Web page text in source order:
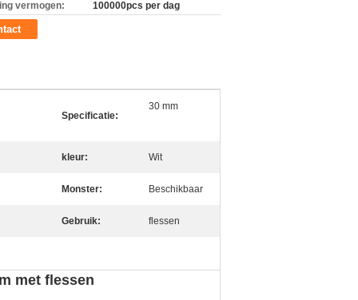
vermogen:
100000pcs per dag
Specificatie:
30 mm
kleur: Wit
Monster: Beschikbaar
Gebruik: flessen
met flessen